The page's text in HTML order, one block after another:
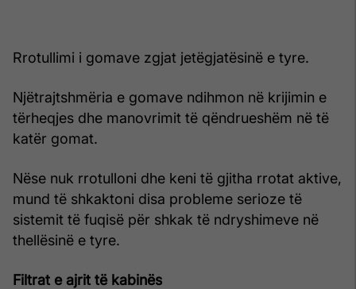
Rrotullimi i gomave zgjat jetëgjatësinë e tyre.
Njëtrajtshmëria e gomave ndihmon në krijimin e
tërheqjes dhe manovrimit të qëndrueshëm në të
katër gomat.
Nëse nuk rrotulloni dhe keni të gjitha rrotat aktive,
mund të shkaktoni disa probleme serioze të
sistemit të fuqisë për shkak të ndryshimeve në
thellësinë e tyre.
Filtrat e ajrit të kabinës